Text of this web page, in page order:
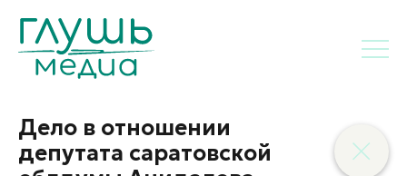
Дело в отношении
депутата саратовской